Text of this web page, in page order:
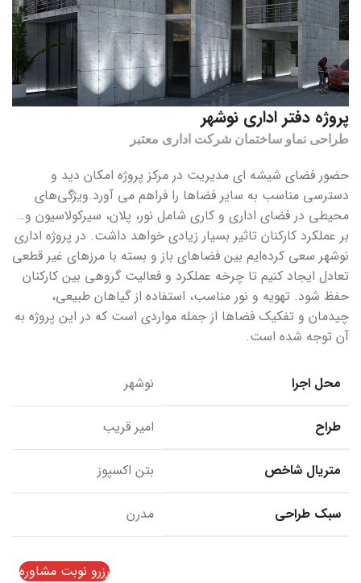
پروژه دفتر اداری نوشهر
طراحی نماو ساختمان شرکت اداری معتبر
حضور فضای شیشه ای مدیریت در مرکز پروژه امکان دید و
دسترسی مناسب به سایر فضاها را فراهم می­ آورد.ویژگی‌های
محیطی در فضای اداری و کاری شامل نور، پلان، سیرکولاسیون و…
بر عملکرد کارکنان تاثیر بسیار زیادی خواهد داشت. در پروژه اداری
نوشهر سعی کرده‌ایم بین فضاهای باز و بسته با مرزهای غیر قطعی
تعادل ایجاد کنیم تا چرخه عملکرد و فعالیت گروهی بین کارکنان
حفظ شود. تهویه و نور مناسب، استفاده از گیاهان طبیعی،
چیدمان و تفکیک فضاها از جمله مواردی است که در این پروژه به
آن توجه شده است.
محل اجرا نوشهر
طراح امیر قریب
متریال شاخص بتن اکسپوز
سبک طراحی مدرن
رزرو نوبت مشاوره